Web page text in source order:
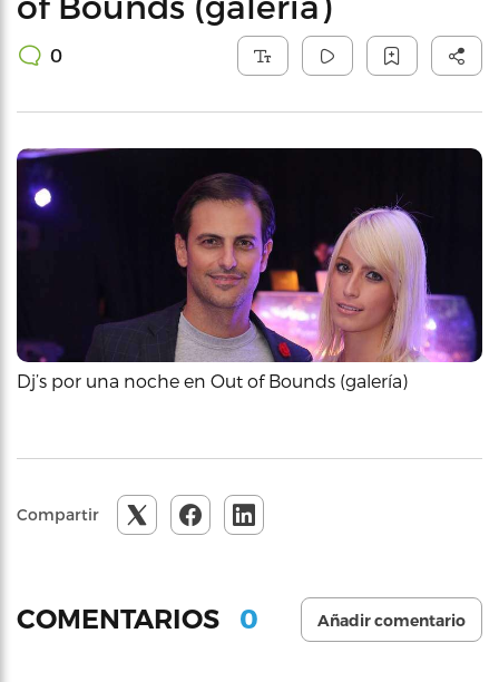
0
Dj’s por una noche en Out of Bounds (galería)
Compartir
COMENTARIOS 0 Añadir comentario